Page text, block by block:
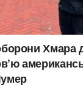
Хмара